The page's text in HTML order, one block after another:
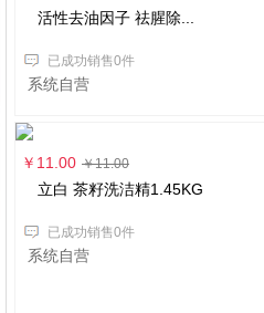
活性去油因子 祛腥除...
已成功销售0件
系统自营
￥11.00 ￥11.00
立白 茶籽洗洁精1.45KG
已成功销售0件
系统自营